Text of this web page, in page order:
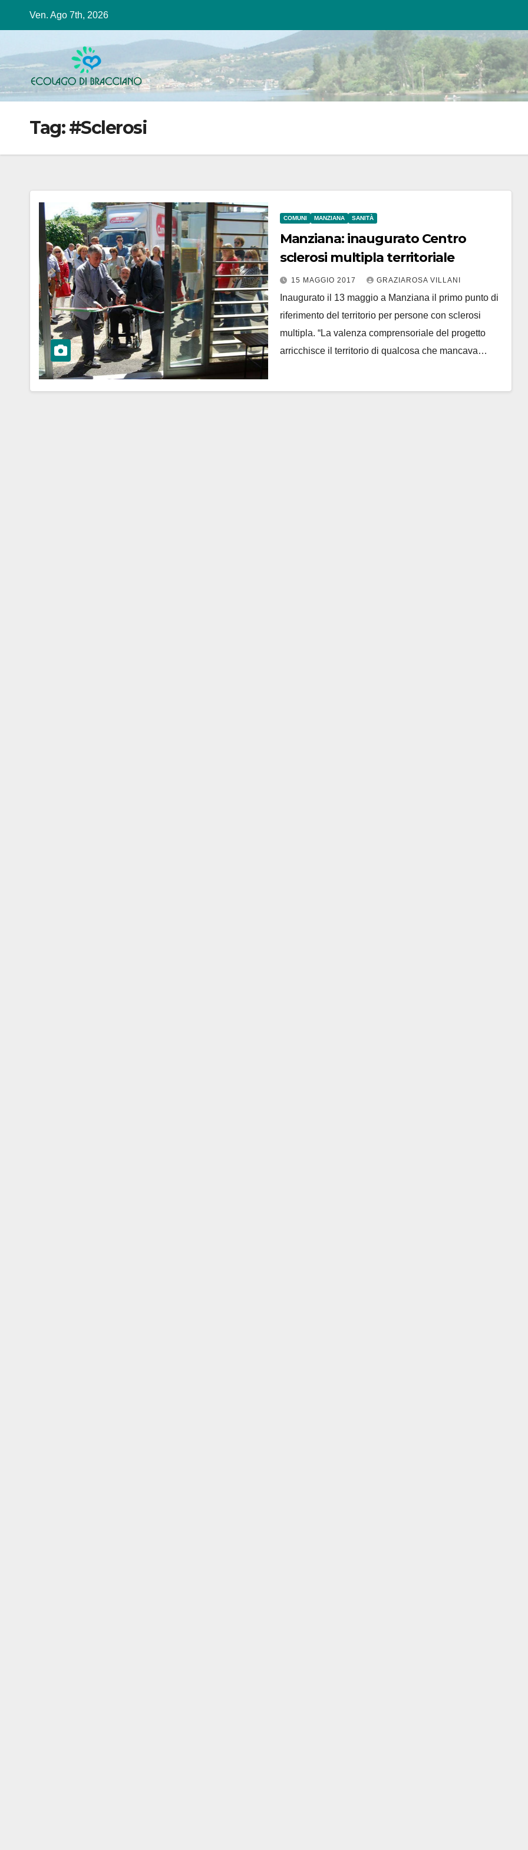
Ven. Ago 7th, 2026
Tag:#Sclerosi
COMUNI MANZIANA SANITÀ
Manziana: inaugurato Centro
sclerosi multipla territoriale
15 MAGGIO 2017 GRAZIAROSA VILLANI
Inaugurato il 13 maggio a Manziana il primo punto di
riferimento del territorio per persone con sclerosi
multipla. “La valenza comprensoriale del progetto
arricchisce il territorio di qualcosa che mancava…